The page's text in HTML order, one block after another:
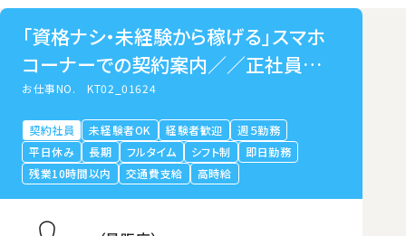
「資格ナシ・未経験から稼げる」スマホ
コーナーでの契約案内／／正社員登用
実績多数あり／小岩
お仕事NO.KT02_01624
契約社員 未経験者OK 経験者歓迎
週５勤務
平日休み
長期 フルタイム シフト制
即日勤務
残業10時間以内
交通費支給 高時給